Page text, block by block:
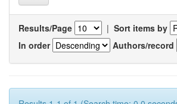
Results/Page | Sort items by
In order
Authors/record